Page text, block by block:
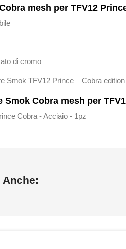
mesh per TFV12
di cromo
Smok TFV12 Prince – Cobra edition
Cobra mesh per
Cobra - Acciaio - 1pz